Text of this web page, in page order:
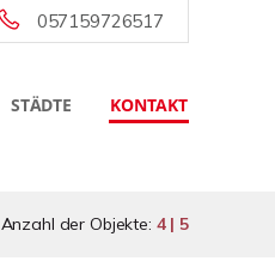
057159726517
STÄDTE KONTAKT
Anzahl der Objekte: 4 | 5